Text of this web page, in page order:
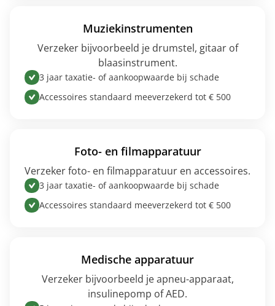
Muziekinstrumenten
Verzeker bijvoorbeeld je drumstel, gitaar of
blaasinstrument.
3 jaar taxatie- of aankoopwaarde bij schade
Accessoires standaard meeverzekerd tot € 500
Foto- en filmapparatuur
Verzeker foto- en filmapparatuur en accessoires.
3 jaar taxatie- of aankoopwaarde bij schade
Accessoires standaard meeverzekerd tot € 500
Medische apparatuur
Verzeker bijvoorbeeld je apneu-apparaat,
insulinepomp of AED.